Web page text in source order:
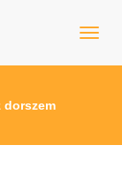
dorszem